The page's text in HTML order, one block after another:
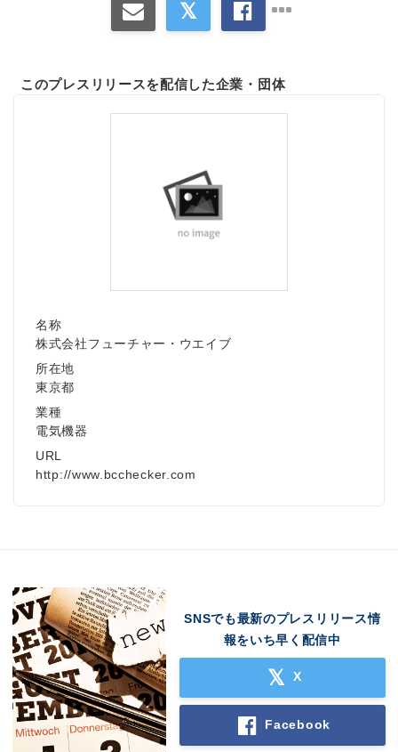
このプレスリリースを配信した企業・団体
名称
株式会社フューチャー・ウエイブ
所在地
東京都
業種
電気機器
URL
http://www.bcchecker.com
SNSでも最新のプレスリリース情
報をいち早く配信中
X
Facebook